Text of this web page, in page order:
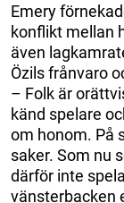
Emery
konflikt mellan
även
Özils frånvaro
– Folk är
känd spelare
om honom. På
saker. Som nu
därför inte
vänsterbacken